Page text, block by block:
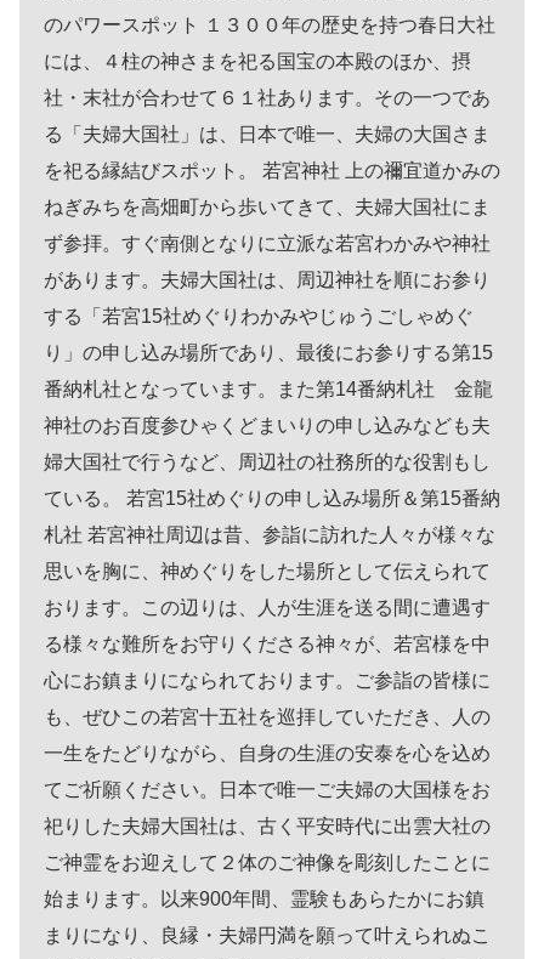
のパワースポット １３００年の歴史を持つ春日大社
には、４柱の神さまを祀る国宝の本殿のほか、摂
社・末社が合わせて６１社あります。その一つであ
る「夫婦大国社」は、日本で唯一、夫婦の大国さま
を祀る縁結びスポット。 若宮神社 上の禰宜道かみの
ねぎみちを高畑町から歩いてきて、夫婦大国社にま
ず参拝。すぐ南側となりに立派な若宮わかみや神社
があります。夫婦大国社は、周辺神社を順にお参り
する「若宮15社めぐりわかみやじゅうごしゃめぐ
り」の申し込み場所であり、最後にお参りする第15
番納札社となっています。また第14番納札社 金龍
神社のお百度参ひゃくどまいりの申し込みなども夫
婦大国社で行うなど、周辺社の社務所的な役割もし
ている。 若宮15社めぐりの申し込み場所＆第15番納
札社 若宮神社周辺は昔、参詣に訪れた人々が様々な
思いを胸に、神めぐりをした場所として伝えられて
おります。この辺りは、人が生涯を送る間に遭遇す
る様々な難所をお守りくださる神々が、若宮様を中
心にお鎮まりになられております。ご参詣の皆様に
も、ぜひこの若宮十五社を巡拝していただき、人の
一生をたどりながら、自身の生涯の安泰を心を込め
てご祈願ください。日本で唯一ご夫婦の大国様をお
祀りした夫婦大国社は、古く平安時代に出雲大社の
ご神霊をお迎えして２体のご神像を彫刻したことに
始まります。以来900年間、霊験もあらたかにお鎮
まりになり、良縁・夫婦円満を願って叶えられぬこ